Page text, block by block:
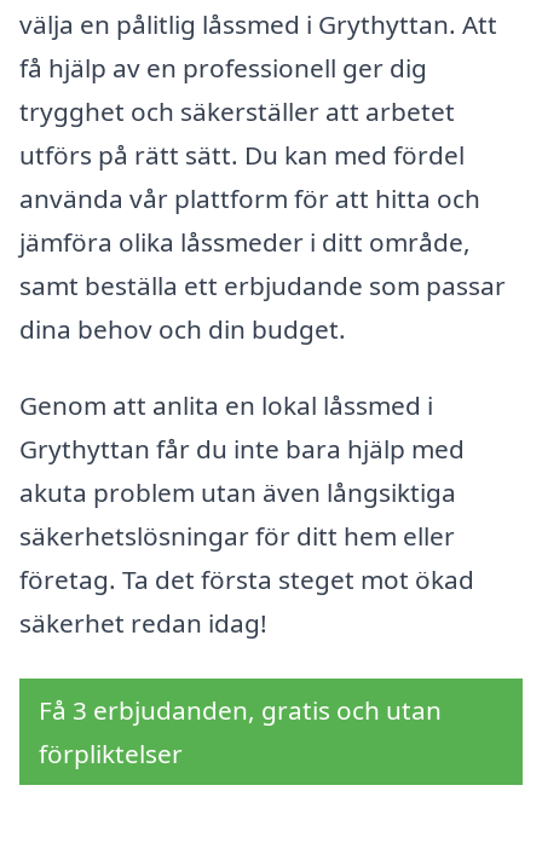
välja en pålitlig låssmed i Grythyttan. Att
få hjälp av en professionell ger dig
trygghet och säkerställer att arbetet
utförs på rätt sätt. Du kan med fördel
använda vår plattform för att hitta och
jämföra olika låssmeder i ditt område,
samt beställa ett erbjudande som passar
dina behov och din budget.
Genom att anlita en lokal låssmed i
Grythyttan får du inte bara hjälp med
akuta problem utan även långsiktiga
säkerhetslösningar för ditt hem eller
företag. Ta det första steget mot ökad
säkerhet redan idag!
Få 3 erbjudanden, gratis och utan
förpliktelser